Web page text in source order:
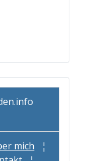
mich
¦